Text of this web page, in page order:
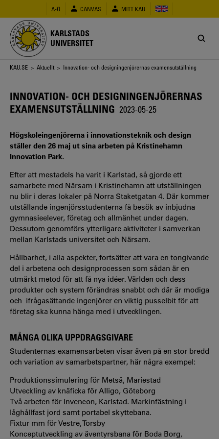
huvudinnehåll
A-Ö CANVAS MITT KAU
KARLSTADS
UNIVERSITET
Länkstig
KAU.SE > Aktuellt > Innovation- och designingenjörernas examensutställning
INNOVATION- OCH DESIGNINGENJÖRERNAS
EXAMENSUTSTÄLLNING 2023-05-25
Högskoleingenjörerna i innovationsteknik och design
ställer den 26 maj ut sina arbeten på Kristinehamn
Innovation Park.
Efter att mestadels ha varit i Karlstad, så gjorde ett
samarbete med Närsam i Kristinehamn att utställningen
nu blir i deras lokaler på Norra Staketgatan 4. Där kommer
utställande ingenjörsstudenterna få besök av inbjudna
gymnasieelever, företag och allmänhet under dagen.
Dessutom genomförs ytterligare aktiviteter i samverkan
mellan Karlstads universitet och Närsam.
Hållbarhet, i alla aspekter, fortsätter att vara en tongivande
del i arbetena och designprocessen som sådan är en
utmärkt metod för att få nya idéer. Världen och dess
produkter och system förändras snabbt och där är modiga
och ifrågasättande ingenjörer en viktig pusselbit för att
företag ska kunna hänga med i utvecklingen.
MÅNGA OLIKA UPPDRAGSGIVARE
Studenternas examensarbeten visar även på en stor bredd
och variation av samarbetspartner, här några exempel:
Produktionssimulering för Metsä, Mariestad
Utveckling av knäficka för Alligo, Göteborg
Två arbeten för Invencon, Karlstad. Markinfästning i
låghållfast jord samt portabel skyttebana.
Fixtur mm för Vestre, Torsby
Konceptutveckling av äventyrsbana för Boda Borg,